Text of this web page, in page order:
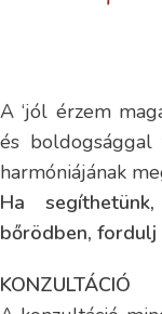
A ‘jól érzem
és
harmóniájának
Ha
bőrödben, fordulj
KONZULTÁCIÓ